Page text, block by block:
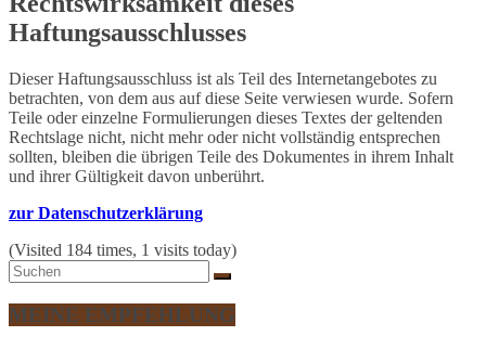
Haftungsausschlusses
Dieser Haftungsausschluss ist als Teil des Internetangebotes zu
betrachten, von dem aus auf diese Seite verwiesen wurde. Sofern
Teile oder einzelne Formulierungen dieses Textes der geltenden
Rechtslage nicht, nicht mehr oder nicht vollständig entsprechen
sollten, bleiben die übrigen Teile des Dokumentes in ihrem Inhalt
und ihrer Gültigkeit davon unberührt.
zur Datenschutzerklärung
(Visited 184 times, 1 visits today)
MEINE EMPFEHLUNG